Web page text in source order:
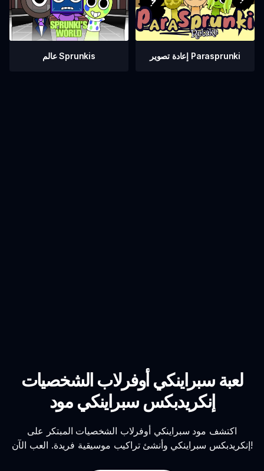
عالم Sprunkis إعادة تصوير Parasprunki
لعبة سبراينكي أوفرلاب الشخصيات
إنكريدبكس سبراينكي مود
اكتشف مود سبراينكي أوفرلاب الشخصيات المبتكر على
إنكريدبكس سبراينكي وأنشئ تراكيب موسيقية فريدة. العب الآن!